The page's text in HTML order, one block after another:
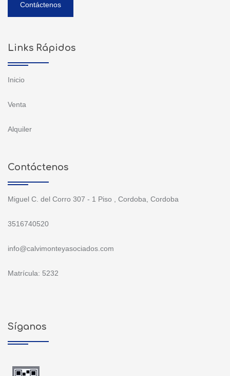
Contáctenos
Links Rápidos
Inicio
Venta
Alquiler
Contáctenos
Miguel C. del Corro 307 - 1 Piso , Cordoba, Cordoba
3516740520
info@calvimonteyasociados.com
Matrícula: 5232
Síganos